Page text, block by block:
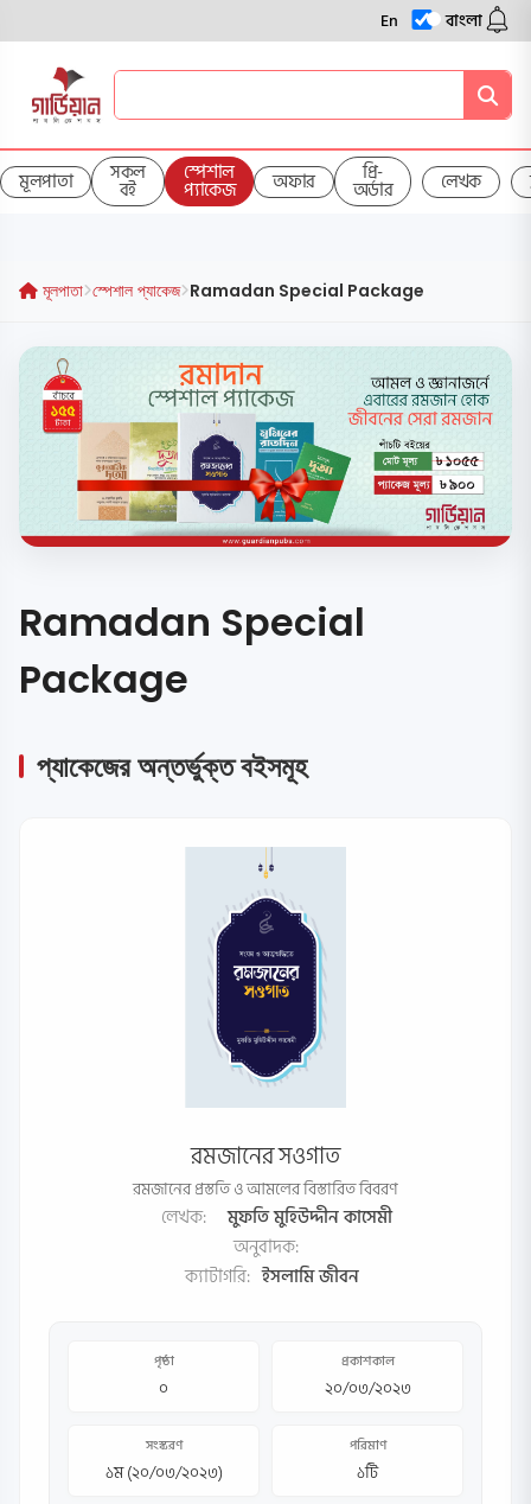
En বাংলা
মূলপাতা সকল
বই
স্পেশাল
প্যাকেজ অফার প্রি-
অর্ডার লেখক
মূলপাতা স্পেশাল প্যাকেজ Ramadan Special Package
Ramadan Special
Package
প্যাকেজের অন্তর্ভুক্ত বইসমূহ
রমজানের সওগাত
রমজানের প্রস্ততি ও আমলের বিস্তারিত বিবরণ
লেখক:
মুফতি মুহিউদ্দীন কাসেমী
অনুবাদক:
ক্যাটাগরি: ইসলামি জীবন
পৃষ্ঠা
০
প্রকাশকাল
২০/০৩/২০২৩
সংস্করণ
১ম (২০/০৩/২০২৩)
পরিমাণ
১টি